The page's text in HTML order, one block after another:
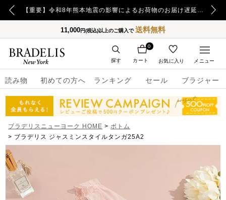
【重要】日本郵便の障害による配送への影響についてのお詫び
11,000円(税込)以上のご購入で送料無料
読み物 初めての方へ ランキング セール ブラジャー
カート
0
お気に入り
探す メニュー
ブラデリスニューヨーク HOME
ボトム
ブラデリス ジャスミンスタイルタンガ25A2